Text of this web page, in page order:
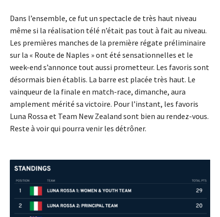
Dans l’ensemble, ce fut un spectacle de très haut niveau
même si la réalisation télé n’était pas tout à fait au niveau.
Les premières manches de la première régate préliminaire
sur la « Route de Naples » ont été sensationnelles et le
week-end s’annonce tout aussi prometteur. Les favoris sont
désormais bien établis. La barre est placée très haut. Le
vainqueur de la finale en match-race, dimanche, aura
amplement mérité sa victoire. Pour l’instant, les favoris
Luna Rossa et Team New Zealand sont bien au rendez-vous.
Reste à voir qui pourra venir les détrôner.